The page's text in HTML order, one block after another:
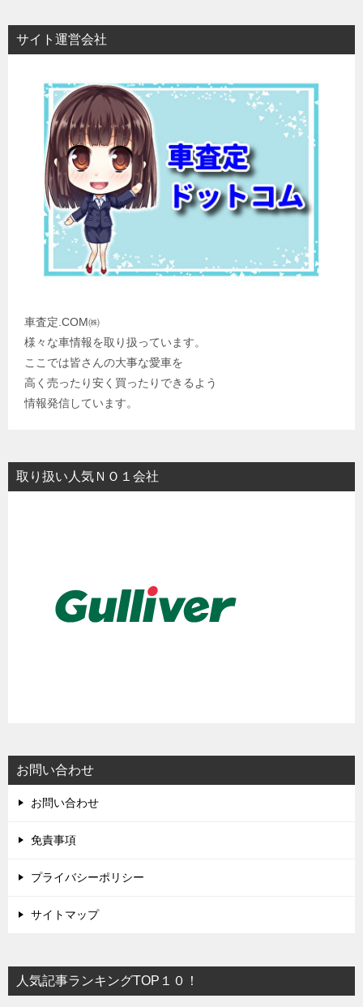
サイト運営会社
車査定.COM㈱
様々な車情報を取り扱っています。
ここでは皆さんの大事な愛車を
高く売ったり安く買ったりできるよう
情報発信しています。
取り扱い人気ＮＯ１会社
お問い合わせ
お問い合わせ
免責事項
プライバシーポリシー
サイトマップ
人気記事ランキングTOP１０！